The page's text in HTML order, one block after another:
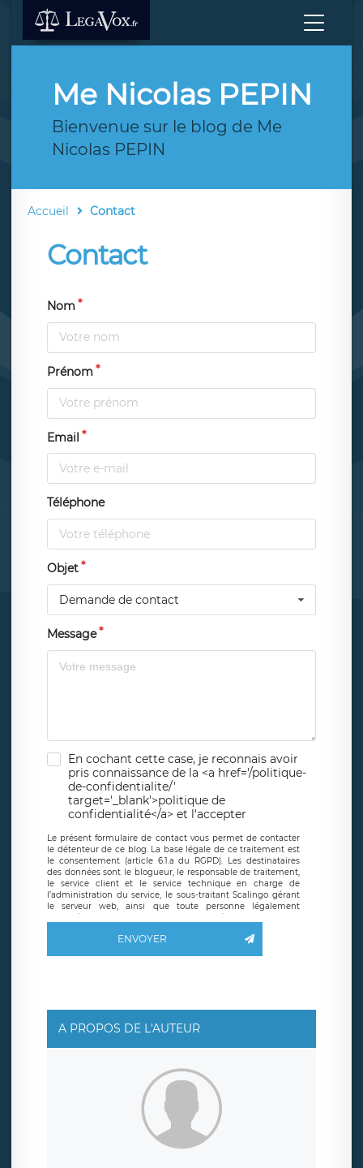
Me Nicolas PEPIN
Bienvenue sur le blog de Me
Nicolas PEPIN
Accueil Contact
Contact
Nom
Prénom
Email
Téléphone
Objet
Demande de contact
Message
En cochant cette case, je reconnais avoir
pris connaissance de la <a href='/politique-
de-confidentialite/'
target='_blank'>politique de
confidentialité</a> et l'accepter
Le présent formulaire de contact vous permet de contacter
le détenteur de ce blog. La base légale de ce traitement est
le consentement (article 6.1.a du RGPD). Les destinataires
des données sont le blogueur, le responsable de traitement,
le service client et le service technique en charge de
l’administration du service, le sous-traitant Scalingo gérant
le serveur web, ainsi que toute personne légalement
autorisée. Le formulaire de contact à destination du
basé en France et offrant des
clauses de protection
limitation du traitement relatif à vos données à caractère
données. Vous pouvez exercer ces droits auprès du délégué
de traitement est la société LÉGAVOX, sis 9 rue Léopold
Sédar Senghor, joignable à l’adresse mail :
responsabledetraitement@legavox.fr. Vous avez également
le droit d’introduire une réclamation auprès d’une autorité
ENVOYER
A PROPOS DE L'AUTEUR